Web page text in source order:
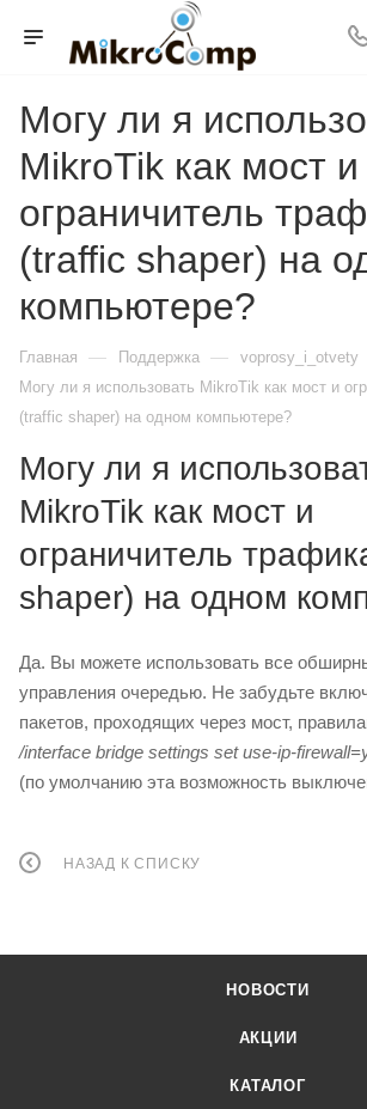
Могу ли я
MikroTik как мост и
ограничитель
(traffic shaper) на
компьютере?
Главная — Поддержка — voprosy_i_otvety
Могу ли я использовать MikroTik как мост и
(traffic shaper) на одном компьютере?
Могу ли я
MikroTik как мост и
ограничитель
shaper) на одном
Да. Вы можете использовать все
управления очередью. Не забудьте
пакетов, проходящих через мост,
/interface bridge settings set use-ip-
(по умолчанию эта возможность
НАЗАД К СПИСКУ
НОВОСТИ
АКЦИИ
КАТАЛОГ